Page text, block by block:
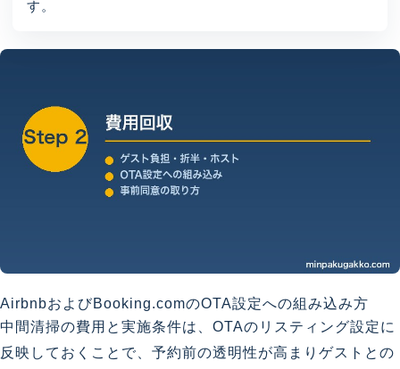
す。
AirbnbおよびBooking.comのOTA設定への組み込み方
中間清掃の費用と実施条件は、OTAのリスティング設定に
反映しておくことで、予約前の透明性が高まりゲストとの